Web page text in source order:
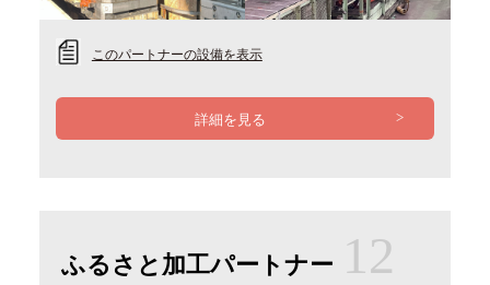
このパートナーの設備を表示
詳細を見る
ふるさと加工パートナー 12